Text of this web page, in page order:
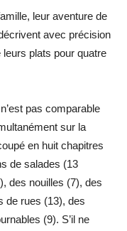
leur aventure de
avec précision
plats pour quatre
pas comparable
sur la
en huit chapitres
de salades (13
des nouilles (7), des
de rues (13), des
(9). S’il ne